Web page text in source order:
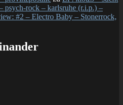
psych-rock – karlsruhe (r.i.p.) –
#2 – Electro Baby – Stonerrock,